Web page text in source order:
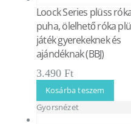
Loock Series plüss
puha, ölelhető róka
játék gyerekeknek és
ajándéknak (BBJ)
3.490 Ft
Kosárba teszem
Gyorsnézet